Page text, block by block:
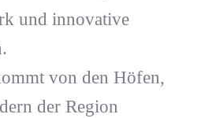
und innovative
von den Höfen,
der Region